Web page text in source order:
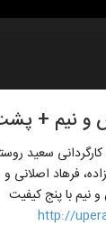
و نیم +
سعید
فرهاد اصلانی
نیم با پنج کیفیت
http://